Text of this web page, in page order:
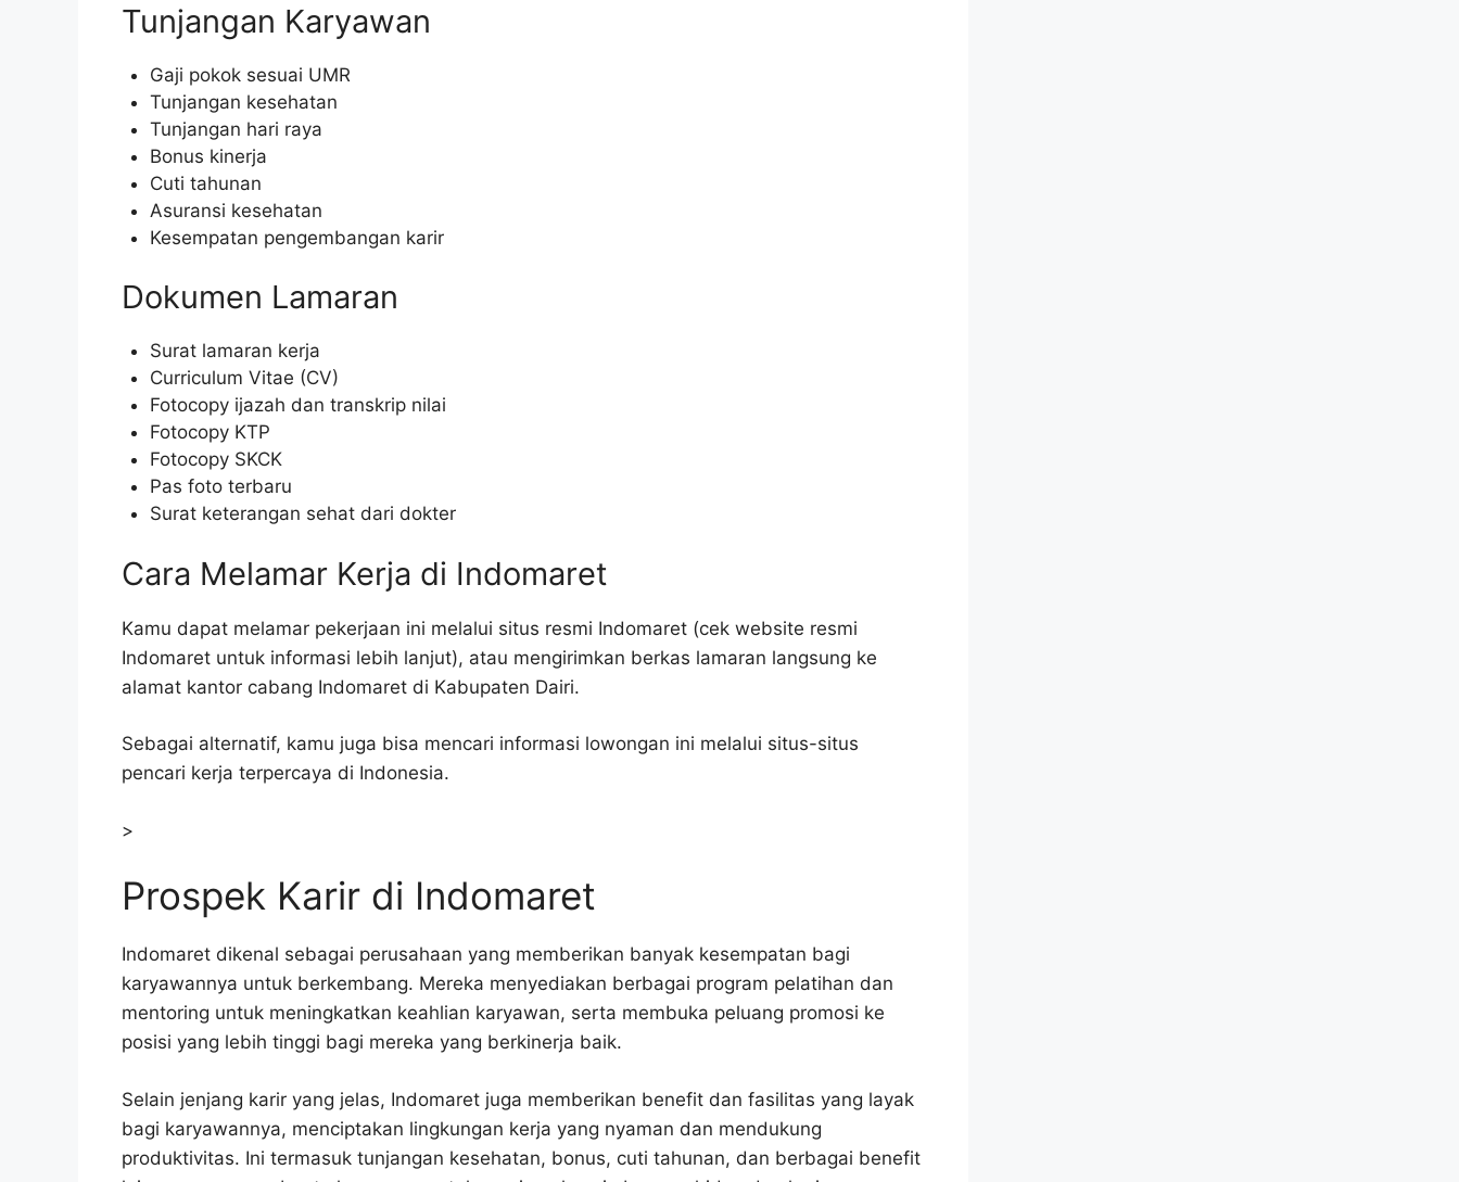
Tunjangan Karyawan
Gaji pokok sesuai UMR
Tunjangan kesehatan
Tunjangan hari raya
Bonus kinerja
Cuti tahunan
Asuransi kesehatan
Kesempatan pengembangan karir
Dokumen Lamaran
Surat lamaran kerja
Curriculum Vitae (CV)
Fotocopy ijazah dan transkrip nilai
Fotocopy KTP
Fotocopy SKCK
Pas foto terbaru
Surat keterangan sehat dari dokter
Cara Melamar Kerja di Indomaret
Kamu dapat melamar pekerjaan ini melalui situs resmi Indomaret (cek website resmi
Indomaret untuk informasi lebih lanjut), atau mengirimkan berkas lamaran langsung ke
alamat kantor cabang Indomaret di Kabupaten Dairi.
Sebagai alternatif, kamu juga bisa mencari informasi lowongan ini melalui situs-situs
pencari kerja terpercaya di Indonesia.
>
Prospek Karir di Indomaret
Indomaret dikenal sebagai perusahaan yang memberikan banyak kesempatan bagi
karyawannya untuk berkembang. Mereka menyediakan berbagai program pelatihan dan
mentoring untuk meningkatkan keahlian karyawan, serta membuka peluang promosi ke
posisi yang lebih tinggi bagi mereka yang berkinerja baik.
Selain jenjang karir yang jelas, Indomaret juga memberikan benefit dan fasilitas yang layak
bagi karyawannya, menciptakan lingkungan kerja yang nyaman dan mendukung
produktivitas. Ini termasuk tunjangan kesehatan, bonus, cuti tahunan, dan berbagai benefit